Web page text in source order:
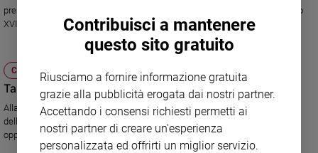
Policy
siamo
Contatti
Pubblicità
presente il Papa; la concelebrazione eucaristica presieduta da Benedetto
XVI. I più attesi. Entrambi a Bresso.
CHIESA
Talità kum, l'olio che fa bene
Alla Fiera delle famiglie, aspirazioni e prodotti di una cooperativa sociale
della Calabria nata grazie al Progetto Policoro della Cei che offre nuove
opportunità all'Italia del Sud.
Contribuisci a mantenere
questo sito gratuito
Riusciamo a fornire informazione gratuita
grazie alla pubblicità erogata dai nostri partner.
Accettando i consensi richiesti permetti ai
nostri partner di creare un'esperienza
personalizzata ed offrirti un miglior servizio.